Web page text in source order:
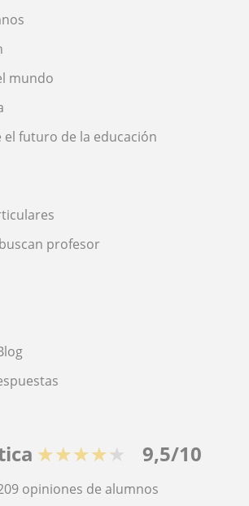
mundo
futuro de la educación
profesor
★★★★★ 9,5/10
opiniones de alumnos